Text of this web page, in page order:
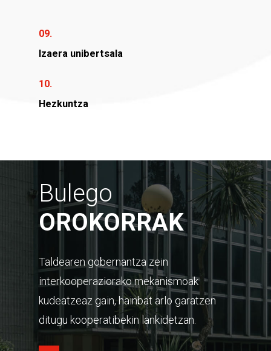
09.
Izaera unibertsala
10.
Hezkuntza
Bulego
OROKORRAK
Taldearen gobernantza zein
interkooperaziorako mekanismoak
kudeatzeaz gain, hainbat arlo garatzen
ditugu kooperatibekin lankidetzan.